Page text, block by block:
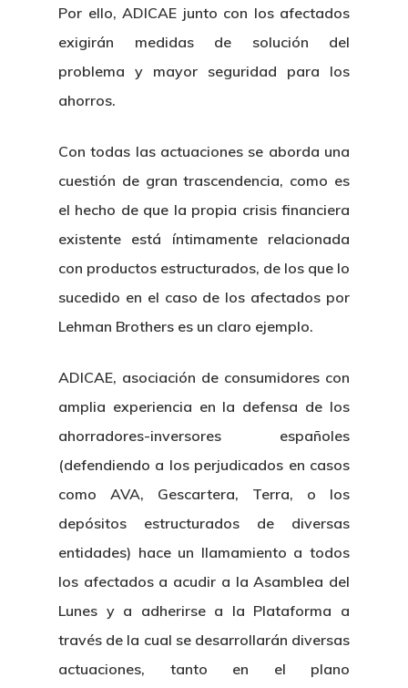
Por ello, ADICAE junto con los afectados
exigirán medidas de solución del
problema y mayor seguridad para los
ahorros.
Con todas las actuaciones se aborda una
cuestión de gran trascendencia, como es
el hecho de que la propia crisis financiera
existente está íntimamente relacionada
con productos estructurados, de los que lo
sucedido en el caso de los afectados por
Lehman Brothers es un claro ejemplo.
ADICAE, asociación de consumidores con
amplia experiencia en la defensa de los
ahorradores-inversores españoles
(defendiendo a los perjudicados en casos
como AVA, Gescartera, Terra, o los
depósitos estructurados de diversas
entidades) hace un llamamiento a todos
los afectados a acudir a la Asamblea del
Lunes y a adherirse a la Plataforma a
través de la cual se desarrollarán diversas
actuaciones, tanto en el plano
Inicio
Noticias
Sentencias
Revista
Café Jurídico
Colabora
¿Quiénes